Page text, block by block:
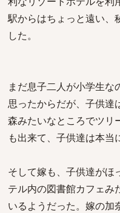
駅からはちょっと遠い、
した。
まだ息子二人が小学生な
思ったからだが、子供達
森みたいなところでツリ
も出来て、子供達は本当
そして嫁も、子供達がほ
テル内の図書館カフェみ
いるようだった。嫁の加